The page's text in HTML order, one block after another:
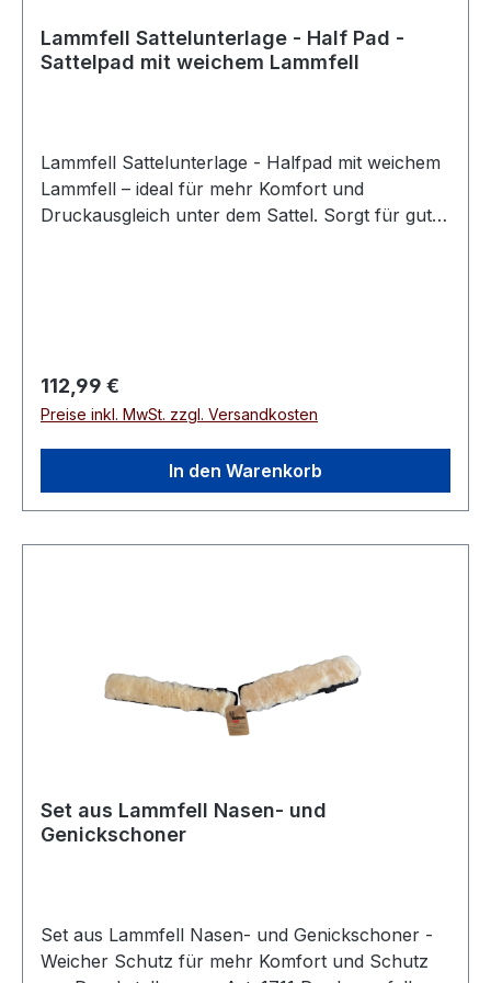
Lammfell Sattelunterlage - Half Pad -
Sattelpad mit weichem Lammfell
Lammfell Sattelunterlage - Halfpad mit weichem
Lammfell – ideal für mehr Komfort und
Druckausgleich unter dem Sattel. Sorgt für gute
Maße: Gesamtlänge: 58 cm Höhe hinten: 29 cm
Höhe vorne: 20 cm Außenmaterial: 100%
Lammfell / auf der Rückseite 70% Polyester,
30% Baumwolle, Füllung: 100%
PolyesterWaschbar bis 30°C (mit
Fellwaschmittel)
Regulärer Preis:
112,99 €
Preise inkl. MwSt. zzgl. Versandkosten
In den Warenkorb
Set aus Lammfell Nasen- und
Genickschoner
Set aus Lammfell Nasen- und Genickschoner -
Weicher Schutz für mehr Komfort und Schutz